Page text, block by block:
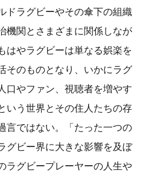
ドラグビーやその傘下の組織
機関とさまざまに関係しなが
はやラグビーは単なる娯楽を
そのものとなり、いかにラグ
口やファン、視聴者を増やす
いう世界とその住人たちの存
言ではない。「たった一つの
グビー界に大きな影響を及ぼ
ラグビープレーヤーの人生や